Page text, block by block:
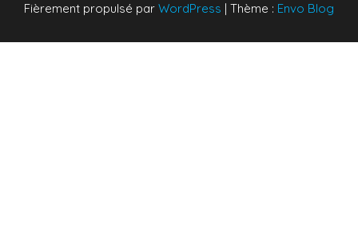
Fièrement propulsé par WordPress | Thème : Envo Blog